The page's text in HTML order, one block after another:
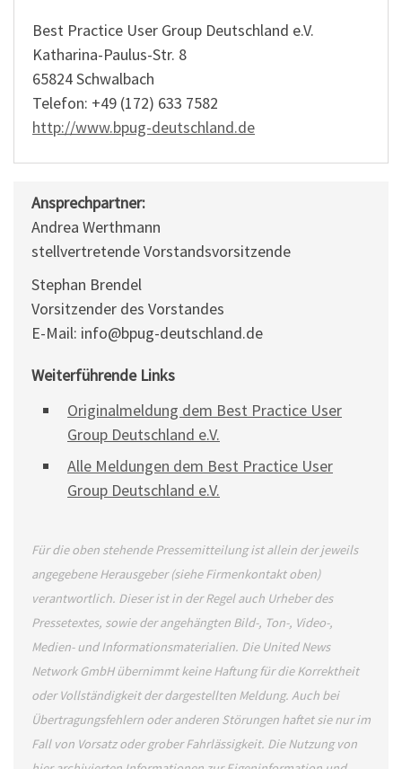
Best Practice User Group Deutschland e.V.
Katharina-Paulus-Str. 8
65824 Schwalbach
Telefon: +49 (172) 633 7582
http://www.bpug-deutschland.de
Ansprechpartner:
Andrea Werthmann
stellvertretende Vorstandsvorsitzende
Stephan Brendel
Vorsitzender des Vorstandes
E-Mail: info@bpug-deutschland.de
Weiterführende Links
Originalmeldung dem Best Practice User
Group Deutschland e.V.
Alle Meldungen dem Best Practice User
Group Deutschland e.V.
Für die oben stehende Pressemitteilung ist allein der jeweils
angegebene Herausgeber (siehe Firmenkontakt oben)
verantwortlich. Dieser ist in der Regel auch Urheber des
Pressetextes, sowie der angehängten Bild-, Ton-, Video-,
Medien- und Informationsmaterialien. Die United News
Network GmbH übernimmt keine Haftung für die Korrektheit
oder Vollständigkeit der dargestellten Meldung. Auch bei
Übertragungsfehlern oder anderen Störungen haftet sie nur im
Fall von Vorsatz oder grober Fahrlässigkeit. Die Nutzung von